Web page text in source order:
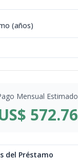
(años)
Mensual Estimado
572.76
del Préstamo